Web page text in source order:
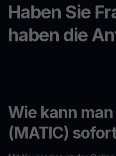
Haben Sie
haben die
Wie kann
(MATIC)